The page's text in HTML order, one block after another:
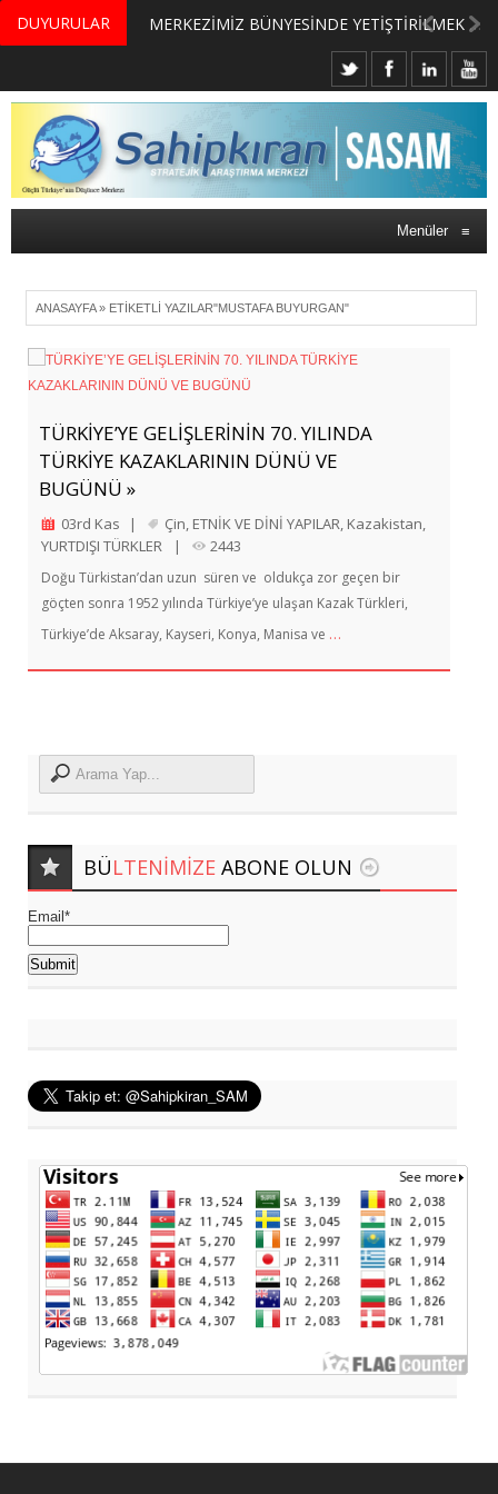
DUYURULAR MERKEZİMİZ BÜNYESİNDE YETİŞTİRİLMEK ÜZERE GÖNÜLLÜ ÜLKE MASASI UZMANI VE UZMAN ADAYLARI ARIYORUZ
Menüler ≡
ANASAYFA» ETIKETLI YAZILAR"MUSTAFA BUYURGAN"
TÜRKİYE’YE GELİŞLERİNİN 70. YILINDA
TÜRKİYE KAZAKLARININ DÜNÜ VE
BUGÜNÜ »
03rd Kas | Çin ETNİK VE DİNİ YAPILAR Kazakistan
YURTDIŞI TÜRKLER
| 2443
Doğu Türkistan’dan uzun süren ve oldukça zor geçen bir
göçten sonra 1952 yılında Türkiye’ye ulaşan Kazak Türkleri,
Türkiye’de Aksaray, Kayseri, Konya, Manisa ve …
BÜLTENIMIZE ABONE OLUN
Email*